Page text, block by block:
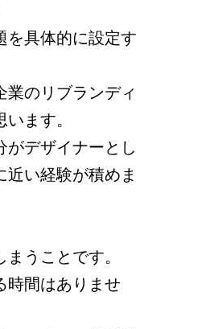
を具体的に設定す
のリブランディ
ます。
がデザイナーとし
い経験が積めま
うことです。
時間はありませ